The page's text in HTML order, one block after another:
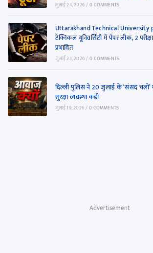
जुलाई 24, 2026/0 COMMENTS
Uttarakhand Technical University
टेक्निकल यूनिवर्सिटी में पेपर लीक, 2
प्रभावित
जुलाई 23, 2026/0 COMMENTS
दिल्ली पुलिस ने 20 जुलाई के ‘संसद चलो’
सुरक्षा व्यवस्था कड़ी
जुलाई 19, 2026/0 COMMENTS
Advertisement